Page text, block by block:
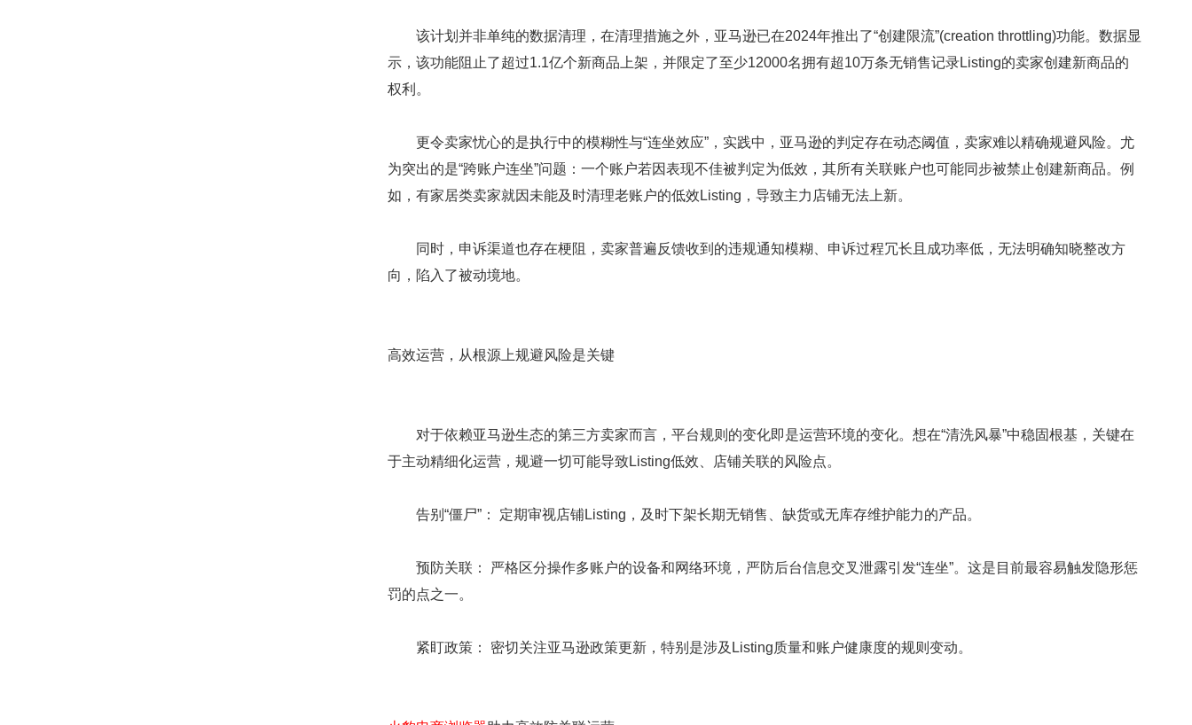
该计划并非单纯的数据清理，在清理措施之外，亚马逊已在2024年推出了“创建限流”(creation throttling)功能。数据显
示，该功能阻止了超过1.1亿个新商品上架，并限定了至少12000名拥有超10万条无销售记录Listing的卖家创建新商品的
权利。
更令卖家忧心的是执行中的模糊性与“连坐效应”，实践中，亚马逊的判定存在动态阈值，卖家难以精确规避风险。尤
为突出的是“跨账户连坐”问题：一个账户若因表现不佳被判定为低效，其所有关联账户也可能同步被禁止创建新商品。例
如，有家居类卖家就因未能及时清理老账户的低效Listing，导致主力店铺无法上新。
同时，申诉渠道也存在梗阻，卖家普遍反馈收到的违规通知模糊、申诉过程冗长且成功率低，无法明确知晓整改方
向，陷入了被动境地。
高效运营，从根源上规避风险是关键
对于依赖亚马逊生态的第三方卖家而言，平台规则的变化即是运营环境的变化。想在“清洗风暴”中稳固根基，关键在
于主动精细化运营，规避一切可能导致Listing低效、店铺关联的风险点。
告别“僵尸”： 定期审视店铺Listing，及时下架长期无销售、缺货或无库存维护能力的产品。
预防关联： 严格区分操作多账户的设备和网络环境，严防后台信息交叉泄露引发“连坐”。这是目前最容易触发隐形惩
罚的点之一。
紧盯政策： 密切关注亚马逊政策更新，特别是涉及Listing质量和账户健康度的规则变动。